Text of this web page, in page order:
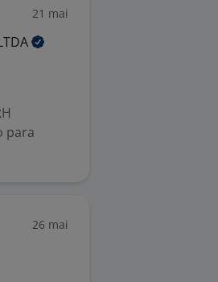
21 mai
para
26 mai